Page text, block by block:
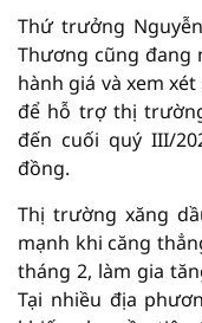
Thứ trưởng
Thương cũng đang
hành giá và xem
để hỗ trợ thị
đến cuối quý III/
đồng.
Thị trường xăng
mạnh khi căng
tháng 2, làm gia
Tại nhiều địa